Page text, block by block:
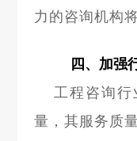
力的咨询机构
四、加强
工程咨询行
量，其服务质